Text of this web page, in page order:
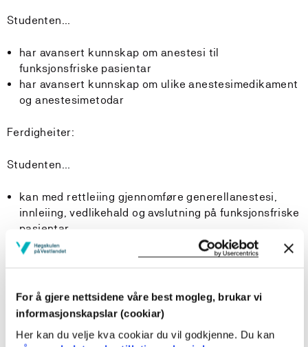
For å gjere nettsidene våre best mogleg, brukar vi
informasjonskapslar (cookiar)
Her kan du velje kva cookiar du vil godkjenne. Du kan
Studenten…
har avansert kunnskap om anestesi til
funksjonsfriske pasientar
har avansert kunnskap om ulike anestesimedikament
og anestesimetodar
Ferdigheiter:
Studenten…
kan med rettleiing gjennomføre generellanestesi,
innleiing, vedlikehald og avslutning på funksjonsfriske
pasientar
kan overvake funksjonsfriske pasientar i regional og
lokal anestesi og vurdere og handtere
kan bruke relevante metodar i gjennomføring av
systematisk klinisk undersøking og i rettleiing
observere, monitorere og vurdere pasienten, samt
foreslå nødvendige tiltak i gjennomføring av anestesi